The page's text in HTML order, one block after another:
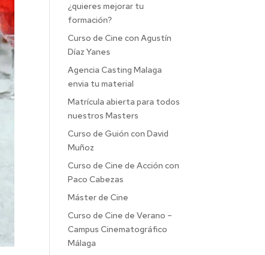
¿quieres mejorar tu
formación?
Curso de Cine con Agustín
Díaz Yanes
Agencia Casting Malaga
envia tu material
Matrícula abierta para todos
nuestros Masters
Curso de Guión con David
Muñoz
Curso de Cine de Acción con
Paco Cabezas
Máster de Cine
Curso de Cine de Verano –
Campus Cinematográfico
Málaga